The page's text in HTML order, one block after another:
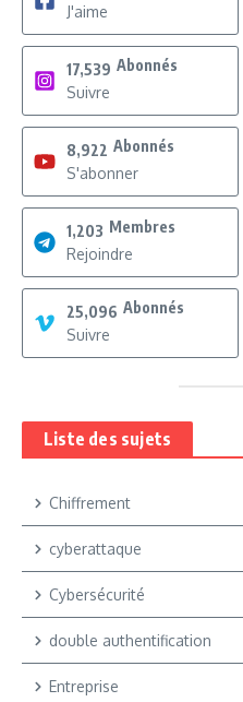
J'aime
17,539 Abonnés
Suivre
8,922 Abonnés
S'abonner
1,203 Membres
Rejoindre
25,096 Abonnés
Suivre
Liste des sujets
Chiffrement
cyberattaque
Cybersécurité
double authentification
Entreprise